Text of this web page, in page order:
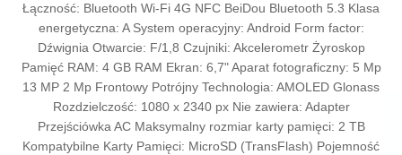
Łączność: Bluetooth Wi-Fi 4G NFC BeiDou Bluetooth 5.3 Klasa
energetyczna: A System operacyjny: Android Form factor:
Dźwignia Otwarcie: F/1,8 Czujniki: Akcelerometr Żyroskop
Pamięć RAM: 4 GB RAM Ekran: 6,7" Aparat fotograficzny: 5 Mp
13 MP 2 Mp Frontowy Potrójny Technologia: AMOLED Glonass
Rozdzielczość: 1080 x 2340 px Nie zawiera: Adapter
Przejściówka AC Maksymalny rozmiar karty pamięci: 2 TB
Kompatybilne Karty Pamięci: MicroSD (TransFlash) Pojemność